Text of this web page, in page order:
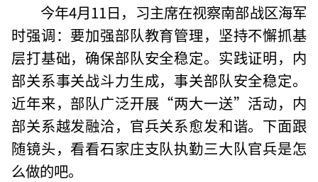
今年4月11日，习主席在视察南部战区海军
时强调：要加强部队教育管理，坚持不懈抓基
层打基础，确保部队安全稳定。实践证明，内
部关系事关战斗力生成，事关部队安全稳定。
近年来，部队广泛开展“两大一送”活动，内
部关系越发融洽，官兵关系愈发和谐。下面跟
随镜头，看看石家庄支队执勤三大队官兵是怎
么做的吧。